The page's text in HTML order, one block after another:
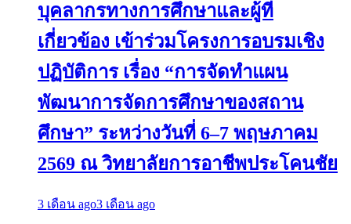
บุคลากรทางการศึกษาและผู้ที่
เกี่ยวข้อง เข้าร่วมโครงการอบรมเชิง
ปฏิบัติการ เรื่อง “การจัดทำแผน
พัฒนาการจัดการศึกษาของสถาน
ศึกษา” ระหว่างวันที่ 6–7 พฤษภาคม
2569 ณ วิทยาลัยการอาชีพประโคนชัย
3 เดือน ago3 เดือน ago